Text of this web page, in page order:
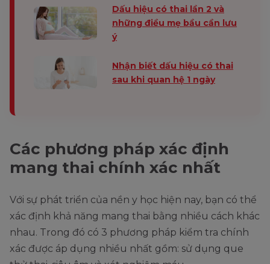
Dấu hiệu có thai lần 2 và
những điều mẹ bầu cần lưu
ý
Nhận biết dấu hiệu có thai
sau khi quan hệ 1 ngày
Các phương pháp xác định
mang thai chính xác nhất
Với sự phát triển của nền y học hiện nay, bạn có thể
xác định khả năng mang thai bằng nhiều cách khác
nhau. Trong đó có 3 phương pháp kiểm tra chính
xác được áp dụng nhiều nhất gồm: sử dụng que